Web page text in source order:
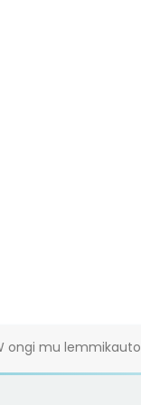
ongi mu lemmikauto